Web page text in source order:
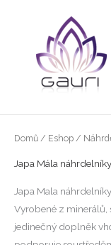
Domů / Eshop /
Japa Mála náhrdelníky
Japa Mala
Vyrobené z minerálů,
jedinečný doplněk
Hledat: